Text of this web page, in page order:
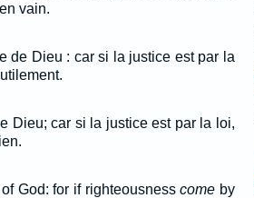
vain.
de Dieu : car si la justice est par la
Dieu; car si la justice est par la loi,
of God: for if righteousnesscome by